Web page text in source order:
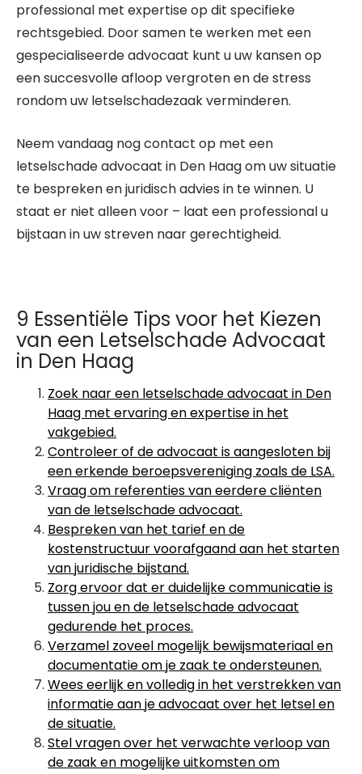
professional met expertise op dit specifieke
rechtsgebied. Door samen te werken met een
gespecialiseerde advocaat kunt u uw kansen op
een succesvolle afloop vergroten en de stress
rondom uw letselschadezaak verminderen.
Neem vandaag nog contact op met een
letselschade advocaat in Den Haag om uw situatie
te bespreken en juridisch advies in te winnen. U
staat er niet alleen voor – laat een professional u
bijstaan in uw streven naar gerechtigheid.
9 Essentiële Tips voor het Kiezen
van een Letselschade Advocaat
in Den Haag
Zoek naar een letselschade advocaat in Den
Haag met ervaring en expertise in het
vakgebied.
Controleer of de advocaat is aangesloten bij
een erkende beroepsvereniging zoals de LSA.
Vraag om referenties van eerdere cliënten
van de letselschade advocaat.
Bespreken van het tarief en de
kostenstructuur voorafgaand aan het starten
van juridische bijstand.
Zorg ervoor dat er duidelijke communicatie is
tussen jou en de letselschade advocaat
gedurende het proces.
Verzamel zoveel mogelijk bewijsmateriaal en
documentatie om je zaak te ondersteunen.
Wees eerlijk en volledig in het verstrekken van
informatie aan je advocaat over het letsel en
de situatie.
Stel vragen over het verwachte verloop van
de zaak en mogelijke uitkomsten om